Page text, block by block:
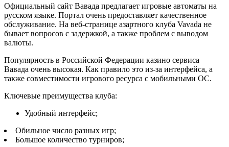
Официальный сайт Вавада предлагает игровые автоматы на
русском языке. Портал очень предоставляет качественное
обслуживание. На веб-странице азартного клуба Vavada не
бывает вопросов с задержкой, а также проблем с выводом
валюты.
Популярность в Российской Федерации казино сервиса
Вавада очень высокая. Как правило это из-за интерфейса, а
также совместимости игрового ресурса с мобильными ОС.
Ключевые преимущества клуба:
Удобный интерфейс;
Обильное число разных игр;
Большое количество турниров;